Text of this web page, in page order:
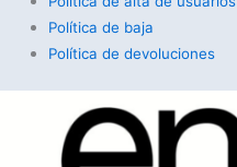
Política de baja
Política de devoluciones